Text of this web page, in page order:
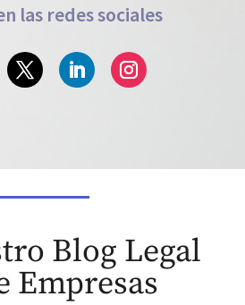
las redes sociales
Blog Legal
Empresas